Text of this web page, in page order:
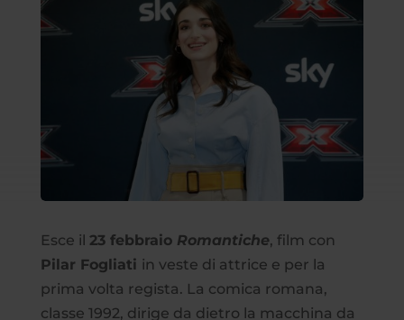
Esce il 23 febbraio Romantiche, film con
Pilar Fogliati in veste di attrice e per la
prima volta regista. La comica romana,
classe 1992, dirige da dietro la macchina da